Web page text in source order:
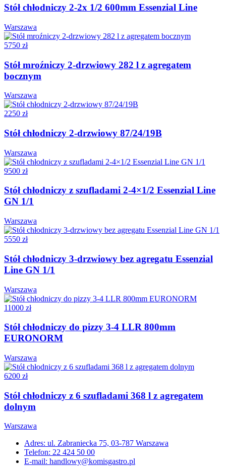
Stół chłodniczy 2-2x 1/2 600mm Essenzial Line
Warszawa
5750 zł
Stół mroźniczy 2-drzwiowy 282 l z agregatem
bocznym
Warszawa
2250 zł
Stół chłodniczy 2-drzwiowy 87/24/19B
Warszawa
9500 zł
Stół chłodniczy z szufladami 2-4×1/2 Essenzial Line
GN 1/1
Warszawa
5550 zł
Stół chłodniczy 3-drzwiowy bez agregatu Essenzial
Line GN 1/1
Warszawa
11000 zł
Stół chłodniczy do pizzy 3-4 LLR 800mm
EURONORM
Warszawa
6200 zł
Stół chłodniczy z 6 szufladami 368 l z agregatem
dolnym
Warszawa
Adres: ul. Zabraniecka 75, 03-787 Warszawa
Telefon: 22 424 50 00
E-mail: handlowy@komisgastro.pl